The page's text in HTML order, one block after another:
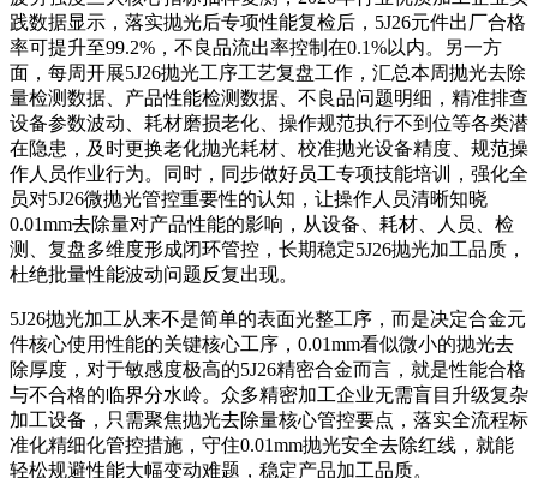
践数据显示，落实抛光后专项性能复检后，5J26元件出厂合格
率可提升至99.2%，不良品流出率控制在0.1%以内。另一方
面，每周开展5J26抛光工序工艺复盘工作，汇总本周抛光去除
量检测数据、产品性能检测数据、不良品问题明细，精准排查
设备参数波动、耗材磨损老化、操作规范执行不到位等各类潜
在隐患，及时更换老化抛光耗材、校准抛光设备精度、规范操
作人员作业行为。同时，同步做好员工专项技能培训，强化全
员对5J26微抛光管控重要性的认知，让操作人员清晰知晓
0.01mm去除量对产品性能的影响，从设备、耗材、人员、检
测、复盘多维度形成闭环管控，长期稳定5J26抛光加工品质，
杜绝批量性能波动问题反复出现。
5J26抛光加工从来不是简单的表面光整工序，而是决定合金元
件核心使用性能的关键核心工序，0.01mm看似微小的抛光去
除厚度，对于敏感度极高的5J26精密合金而言，就是性能合格
与不合格的临界分水岭。众多精密加工企业无需盲目升级复杂
加工设备，只需聚焦抛光去除量核心管控要点，落实全流程标
准化精细化管控措施，守住0.01mm抛光安全去除红线，就能
轻松规避性能大幅变动难题，稳定产品加工品质。